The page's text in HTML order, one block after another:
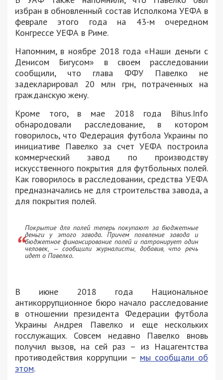
избран в обновленный состав Исполкома УЕФА в
феврале этого года на 43-м очередном
Конгрессе УЕФА в Риме.
Напомним, в ноябре 2018 года «Наши деньги с
Денисом Бигусом» в своем расследовании
сообщили, что глава ФФУ Павелко не
задекларировал 20 млн грн, потраченных на
гражданскую жену.
Кроме того, в мае 2018 года Bihus.Info
обнародовали расследование, в котором
говорилось, что Федерация футбола Украины по
инициативе Павелко за счет УЕФА построила
коммерческий завод по производству
искусственного покрытия для футбольных полей.
Как говорилось в расследовании, средства УЕФА
предназначались не для строительства завода, а
для покрытия полей.
Покрытие для полей теперь покупают за бюджетные
деньги у этого завода. Причем появление завода и
бюджетное финансирование полей и патронирует один
человек, — сообщили журналисты, добавив, что речь
идет о Павелко.
В июне 2018 года Национальное
антикоррупционное бюро начало расследование
в отношении президента Федерации футбола
Украины Андрея Павелко и еще нескольких
госслужащих. Совсем недавно Павелко вновь
получил вызов, на сей раз – из Нацагентства
противодействия коррупции – мы сообщали об
этом.